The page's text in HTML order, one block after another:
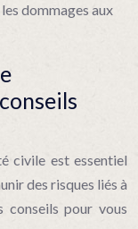
dommages aux
civile est essentiel
des risques liés à
conseils pour vous